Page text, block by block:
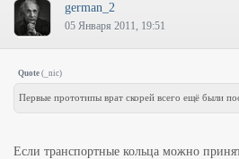
german_2
05 Января 2011, 19:51
Quote ( _nic)
Первые прототипы врат скорей всего ещё были
Если транспортные кольца можно